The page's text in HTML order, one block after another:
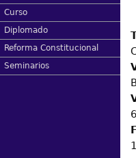
Curso
Diplomado
Reforma Constitucional
Seminarios